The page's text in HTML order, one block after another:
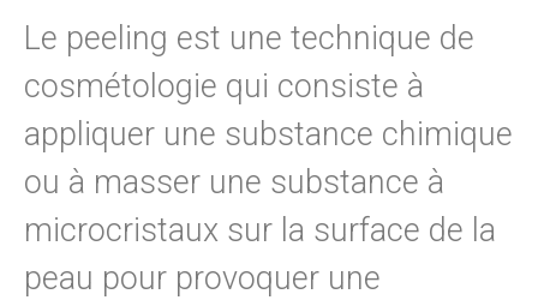
Le peeling est une technique de
cosmétologie qui consiste à
appliquer une substance chimique
ou à masser une substance à
microcristaux sur la surface de la
peau pour provoquer une